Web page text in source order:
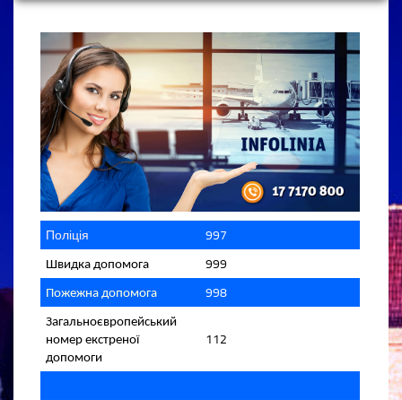
Поліція 997
Швидка допомога 999
Пожежна допомога 998
Загальноєвропейський
номер екстреної
допомоги
112